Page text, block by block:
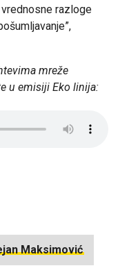
razloge
mreže
u emisiji Eko linija:
Maksimović